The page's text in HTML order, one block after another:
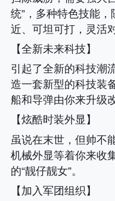
统”，多种特色技能
近、可坦可打，灵活
【全新未来科技】
引起了全新的科技潮
造一套新型的科技装
船和导弹由你来升级
【炫酷时装外显】
虽说在末世，但帅不
机械外显等着你来收
的“靓仔靓女”。
【加入军团组织】